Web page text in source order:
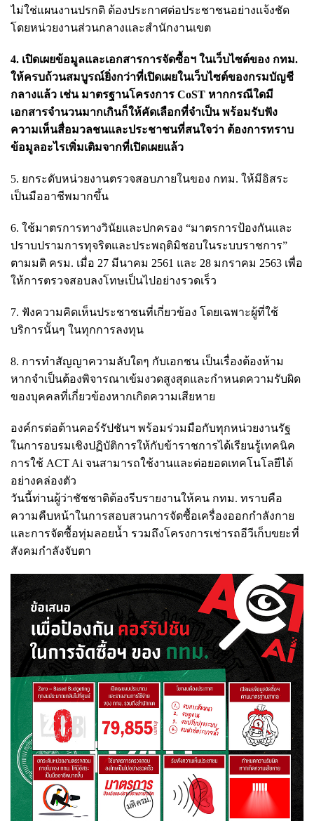
ไม่ใช่แผนงานปรกติ ต้องประกาศต่อประชาชนอย่างแจ้งชัด
โดยหน่วยงานส่วนกลางและสำนักงานเขต
4. เปิดเผยข้อมูลและเอกสารการจัดซื้อฯ ในเว็บไซต์ของ กทม.
ให้ครบถ้วนสมบูรณ์ยิ่งกว่าที่เปิดเผยในเว็บไซต์ของกรมบัญชี
กลางแล้ว เช่น มาตรฐานโครงการ CoST หากกรณีใดมี
เอกสารจำนวนมากเกินก็ให้คัดเลือกที่จำเป็น พร้อมรับฟัง
ความเห็นสื่อมวลชนและประชาชนที่สนใจว่า ต้องการทราบ
ข้อมูลอะไรเพิ่มเติมจากที่เปิดเผยแล้ว
5. ยกระดับหน่วยงานตรวจสอบภายในของ กทม. ให้มีอิสระ
เป็นมืออาชีพมากขึ้น
6. ใช้มาตรการทางวินัยและปกครอง “มาตรการป้องกันและ
ปราบปรามการทุจริตและประพฤติมิชอบในระบบราชการ”
ตามมติ ครม. เมื่อ 27 มีนาคม 2561 และ 28 มกราคม 2563 เพื่อ
ให้การตรวจสอบลงโทษเป็นไปอย่างรวดเร็ว
7. ฟังความคิดเห็นประชาชนที่เกี่ยวข้อง โดยเฉพาะผู้ที่ใช้
บริการนั้นๆ ในทุกการลงทุน
8. การทำสัญญาความลับใดๆ กับเอกชน เป็นเรื่องต้องห้าม
หากจำเป็นต้องพิจารณาเข้มงวดสูงสุดและกำหนดความรับผิด
ของบุคคลที่เกี่ยวข้องหากเกิดความเสียหาย
องค์กรต่อต้านคอร์รัปชันฯ พร้อมร่วมมือกับทุกหน่วยงานรัฐ
ในการอบรมเชิงปฏิบัติการให้กับข้าราชการได้เรียนรู้เทคนิค
การใช้ ACT Ai จนสามารถใช้งานและต่อยอดเทคโนโลยีได้
อย่างคล่องตัว
วันนี้ท่านผู้ว่าชัชชาติต้องรีบรายงานให้คน กทม. ทราบคือ
ความคืบหน้าในการสอบสวนการจัดซื้อเครื่องออกกำลังกาย
และการจัดซื้อทุ่มลอยน้ำ รวมถึงโครงการเช่ารถอีวีเก็บขยะที่
สังคมกำลังจับตา